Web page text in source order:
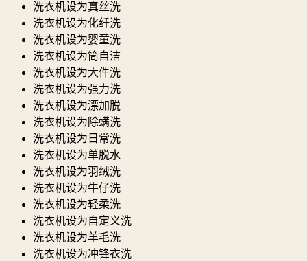
洗衣机设为真丝洗
洗衣机设为化纤洗
洗衣机设为婴童洗
洗衣机设为筒自洁
洗衣机设为大件洗
洗衣机设为强力洗
洗衣机设为漂加脱
洗衣机设为除螨洗
洗衣机设为日常洗
洗衣机设为单脱水
洗衣机设为羽绒洗
洗衣机设为牛仔洗
洗衣机设为轻柔洗
洗衣机设为自定义洗
洗衣机设为羊毛洗
洗衣机设为冲锋衣洗